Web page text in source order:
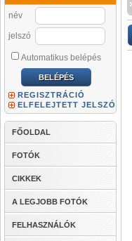
név
jelszó
Automatikus belépés
REGISZTRÁCIÓ
ELFELEJTETT JELSZÓ
FŐOLDAL
FOTÓK
CIKKEK
A LEGJOBB FOTÓK
FELHASZNÁLÓK